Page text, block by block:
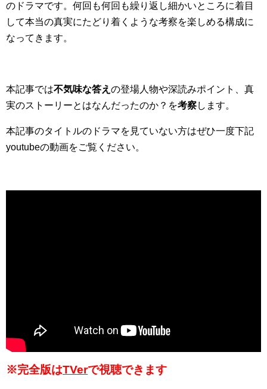
のドラマです。何回も何回も繰り返し細かいところに着目
して本当の真実にたどり着くような考察を楽しめる構成に
なってきます。
本記事では不気味な答え の登場人物や深読みポイント、真
実のストーリーとはなんだったのか？を考察します。
本記事のタイトルのドラマを見ていない方はぜひ一度下記
youtubeの動画をご覧ください。
※完全版はTVerで視聴できます